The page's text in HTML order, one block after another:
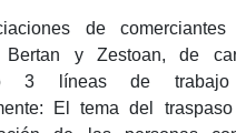
de
Bertan y Zestoan, de
3 líneas de
El tema del